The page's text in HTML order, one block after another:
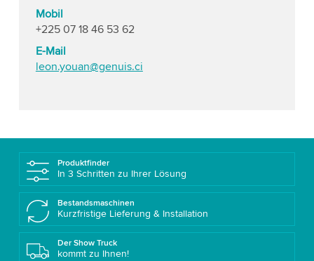
Mobil
+225 07 18 46 53 62
E-Mail
leon.youan@genuis.ci
Produktfinder
In 3 Schritten zu Ihrer Lösung
Bestandsmaschinen
Kurzfristige Lieferung & Installation
Der Show Truck
kommt zu Ihnen!